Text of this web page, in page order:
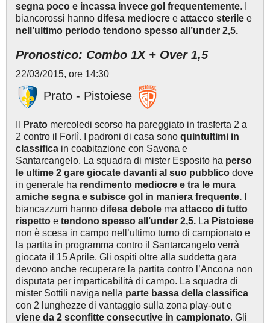
segna poco e incassa invece gol frequentemente. I
biancorossi hanno difesa mediocre e attacco sterile e
nell’ultimo periodo tendono spesso all’under 2,5.
Pronostico: Combo 1X + Over 1,5
22/03/2015, ore 14:30
Prato - Pistoiese
Prato mercoledi scorso ha pareggiato in trasferta 2 a
2 contro il Forlì. I padroni di casa sono quintultimi in
classifica in coabitazione con Savona e
Santarcangelo. La squadra di mister Esposito ha perso
le ultime 2 gare giocate davanti al suo pubblico dove
in generale ha rendimento mediocre e tra le mura
amiche segna e subisce gol in maniera frequente.
biancazzurri hanno difesa debole ma attacco di tutto
rispetto e tendono spesso all’under 2,5. La Pistoiese
non è scesa in campo nell’ultimo turno di campionato e
la partita in programma contro il Santarcangelo verrà
giocata il 15 Aprile. Gli ospiti oltre alla suddetta gara
devono anche recuperare la partita contro l’Ancona non
disputata per imparticabilità di campo. La squadra di
mister Sottili naviga nella parte bassa della classifica
con 2 lunghezze di vantaggio sulla zona play-out e
viene da 2 sconfitte consecutive in campionato. Gli